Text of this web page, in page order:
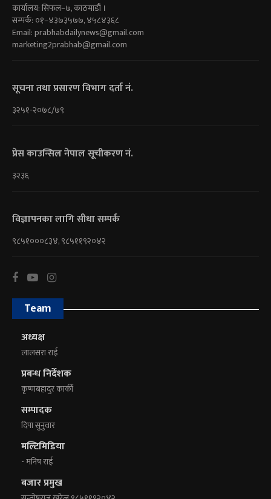
कार्यालय: सिफल–७, काठमाडौं ।
सम्पर्क: ०१–४३७३५७७, ४५८४३६८
Email:prabhabdailynews@gmail.com
marketing2prabhab@gmail.com
सूचना तथा प्रसारण विभाग दर्ता नं.
३२५१-२०७८/७९
प्रेस काउन्सिल नेपाल सूचीकरण नं.
३२३६
विज्ञापनका लागि सीधा सम्पर्क
९८५१०००८३४, ९८५११९२०४२
Team
अध्यक्ष
लालसरा राई
प्रबन्ध निर्देशक
कृष्णबहादुर कार्की
सम्पादक
दिपा सुनुवार
मल्टिमिडिया
- मनिष राई
बजार प्रमुख